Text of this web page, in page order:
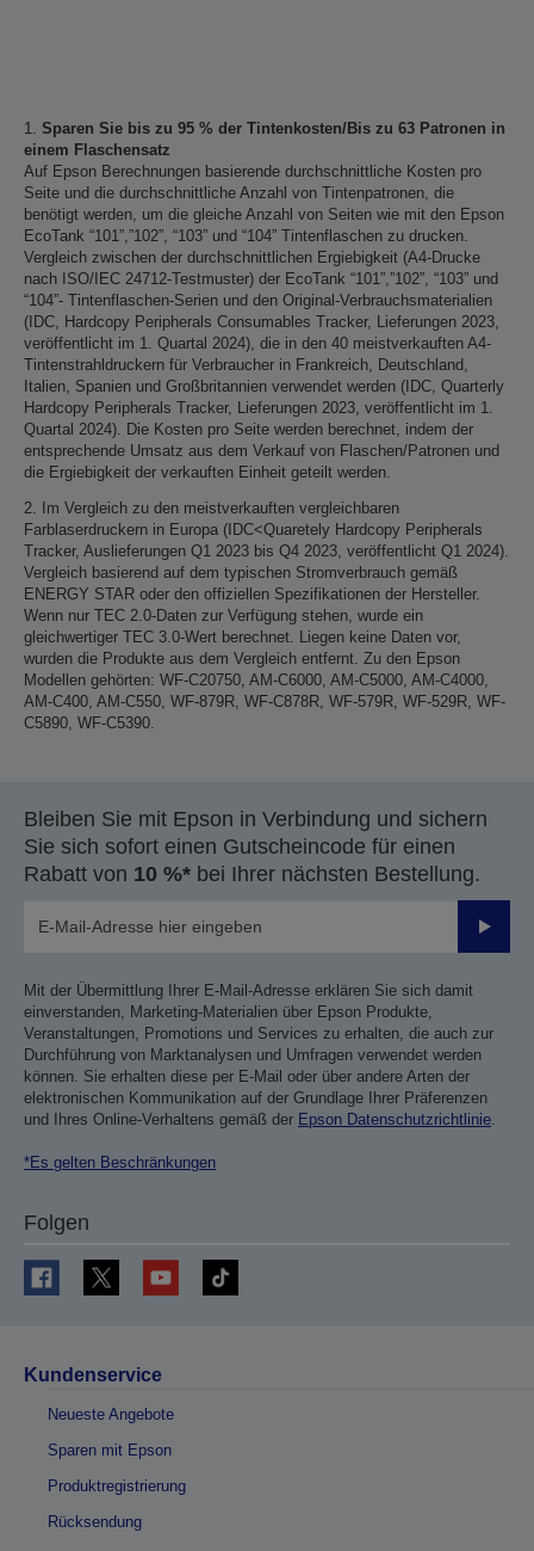
1. Sparen Sie bis zu 95 % der Tintenkosten/Bis zu 63 Patronen in
einem Flaschensatz
Auf Epson Berechnungen basierende durchschnittliche Kosten pro
Seite und die durchschnittliche Anzahl von Tintenpatronen, die
benötigt werden, um die gleiche Anzahl von Seiten wie mit den Epson
EcoTank “101”,”102”, “103” und “104” Tintenflaschen zu drucken.
Vergleich zwischen der durchschnittlichen Ergiebigkeit (A4-Drucke
nach ISO/IEC 24712-Testmuster) der EcoTank “101”,”102”, “103” und
“104”- Tintenflaschen-Serien und den Original-Verbrauchsmaterialien
(IDC, Hardcopy Peripherals Consumables Tracker, Lieferungen 2023,
veröffentlicht im 1. Quartal 2024), die in den 40 meistverkauften A4-
Tintenstrahldruckern für Verbraucher in Frankreich, Deutschland,
Italien, Spanien und Großbritannien verwendet werden (IDC, Quarterly
Hardcopy Peripherals Tracker, Lieferungen 2023, veröffentlicht im 1.
Quartal 2024). Die Kosten pro Seite werden berechnet, indem der
entsprechende Umsatz aus dem Verkauf von Flaschen/Patronen und
die Ergiebigkeit der verkauften Einheit geteilt werden.
2. Im Vergleich zu den meistverkauften vergleichbaren
Farblaserdruckern in Europa (IDC<Quaretely Hardcopy Peripherals
Tracker, Auslieferungen Q1 2023 bis Q4 2023, veröffentlicht Q1 2024).
Vergleich basierend auf dem typischen Stromverbrauch gemäß
ENERGY STAR oder den offiziellen Spezifikationen der Hersteller.
Wenn nur TEC 2.0-Daten zur Verfügung stehen, wurde ein
gleichwertiger TEC 3.0-Wert berechnet. Liegen keine Daten vor,
wurden die Produkte aus dem Vergleich entfernt. Zu den Epson
Modellen gehörten: WF-C20750, AM-C6000, AM-C5000, AM-C4000,
AM-C400, AM-C550, WF-879R, WF-C878R, WF-579R, WF-529R, WF-
C5890, WF-C5390.
Bleiben Sie mit Epson in Verbindung und sichern
Sie sich sofort einen Gutscheincode für einen
Rabatt von 10 %* bei Ihrer nächsten Bestellung.
Mit der Übermittlung Ihrer E-Mail-Adresse erklären Sie sich damit
einverstanden, Marketing-Materialien über Epson Produkte,
Veranstaltungen, Promotions und Services zu erhalten, die auch zur
Durchführung von Marktanalysen und Umfragen verwendet werden
können. Sie erhalten diese per E-Mail oder über andere Arten der
elektronischen Kommunikation auf der Grundlage Ihrer Präferenzen
und Ihres Online-Verhaltens gemäß der Epson Datenschutzrichtlinie.
*Es gelten Beschränkungen
Folgen
Kundenservice
Neueste Angebote
Sparen mit Epson
Produktregistrierung
Rücksendung